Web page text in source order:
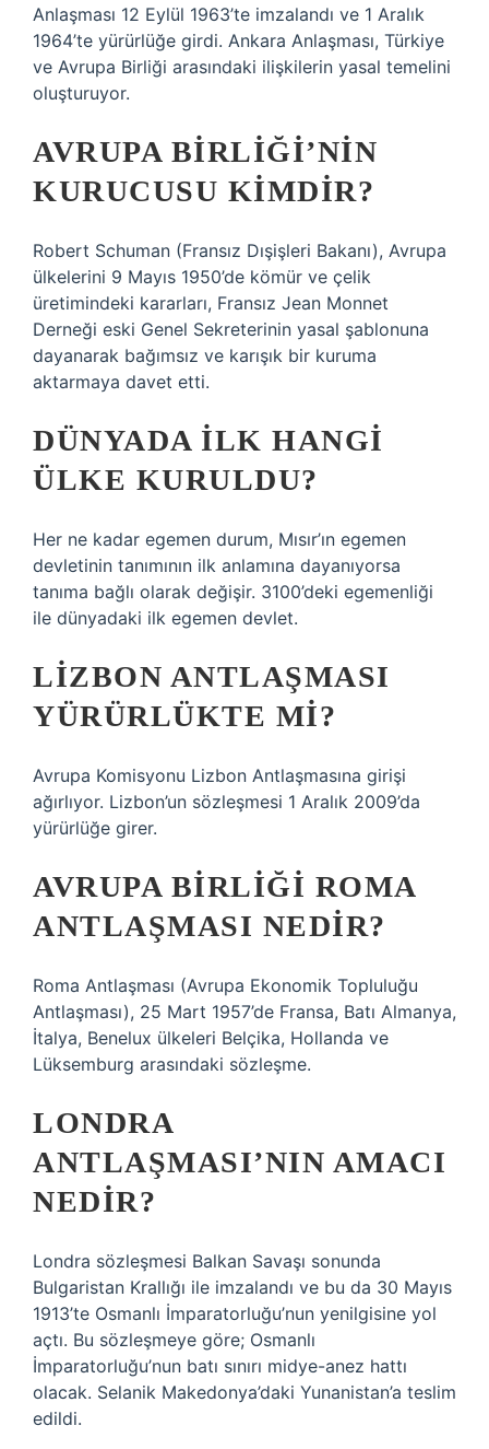
Anlaşması 12 Eylül 1963’te imzalandı ve 1 Aralık
1964’te yürürlüğe girdi. Ankara Anlaşması, Türkiye
ve Avrupa Birliği arasındaki ilişkilerin yasal temelini
oluşturuyor.
AVRUPA BIRLIĞI’NIN
KURUCUSU KIMDIR?
Robert Schuman (Fransız Dışişleri Bakanı), Avrupa
ülkelerini 9 Mayıs 1950’de kömür ve çelik
üretimindeki kararları, Fransız Jean Monnet
Derneği eski Genel Sekreterinin yasal şablonuna
dayanarak bağımsız ve karışık bir kuruma
aktarmaya davet etti.
DÜNYADA ILK HANGI
ÜLKE KURULDU?
Her ne kadar egemen durum, Mısır’ın egemen
devletinin tanımının ilk anlamına dayanıyorsa
tanıma bağlı olarak değişir. 3100’deki egemenliği
ile dünyadaki ilk egemen devlet.
LIZBON ANTLAŞMASI
YÜRÜRLÜKTE MI?
Avrupa Komisyonu Lizbon Antlaşmasına girişi
ağırlıyor. Lizbon’un sözleşmesi 1 Aralık 2009’da
yürürlüğe girer.
AVRUPA BIRLIĞI ROMA
ANTLAŞMASI NEDIR?
Roma Antlaşması (Avrupa Ekonomik Topluluğu
Antlaşması), 25 Mart 1957’de Fransa, Batı Almanya,
İtalya, Benelux ülkeleri Belçika, Hollanda ve
Lüksemburg arasındaki sözleşme.
LONDRA
ANTLAŞMASI’NIN AMACI
NEDIR?
Londra sözleşmesi Balkan Savaşı sonunda
Bulgaristan Krallığı ile imzalandı ve bu da 30 Mayıs
1913’te Osmanlı İmparatorluğu’nun yenilgisine yol
açtı. Bu sözleşmeye göre; Osmanlı
İmparatorluğu’nun batı sınırı midye-anez hattı
olacak. Selanik Makedonya’daki Yunanistan’a teslim
edildi.